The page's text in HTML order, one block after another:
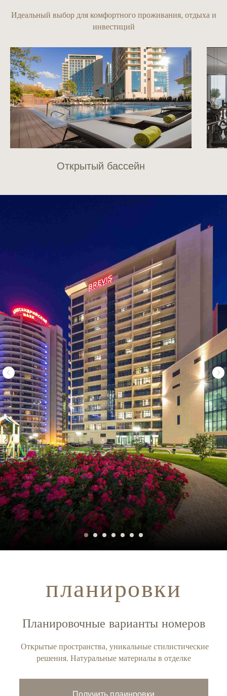
Идеальный выбор для комфортного проживания, отдыха и
инвестиций
Открытый бассейн
планировки
Планировочные варианты номеров
Открытые пространства, уникальные стилистические
решения. Натуральные материалы в отделке